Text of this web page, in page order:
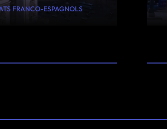
FRANCO-ESPAGNOLS